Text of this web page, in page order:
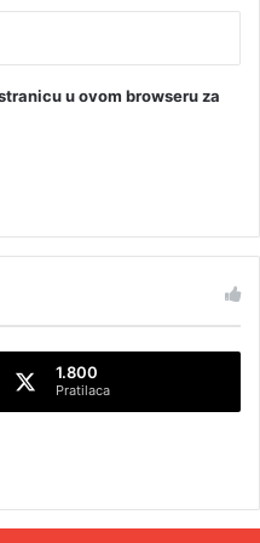
u ovom browseru za
1.800
Pratilaca